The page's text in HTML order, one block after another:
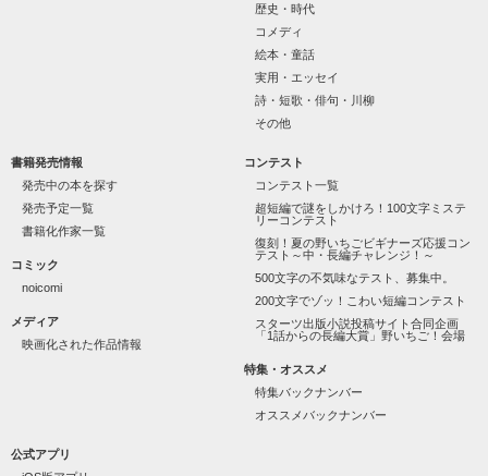
怖くて近づいてはいけない人だと思っていたのに
「なんかあったら連絡して。すぐ助けに行く」
噂や見た目とは違って、私にはすごく優しい
天地くんは私にとってヒーローのような人だった。
◇◆┈┈┈┈┈┈┈┈┈┈┈┈┈┈┈┈
《男性恐怖症の女の子》
相沢 瑠莉
《一途で不器用な不良イケメン》
歴史・時代
コメディ
絵本・童話
実用・エッセイ
詩・短歌・俳句・川柳
その他
書籍発売情報
発売中の本を探す
発売予定一覧
書籍化作家一覧
コミック
noicomi
メディア
映画化された作品情報
コンテスト
コンテスト一覧
超短編で謎をしかけろ！100文字ミステ
リーコンテスト
復刻！夏の野いちごビギナーズ応援コン
テスト～中・長編チャレンジ！～
500文字の不気味なテスト、募集中。
200文字でゾッ！こわい短編コンテスト
スターツ出版小説投稿サイト合同企画
「1話からの長編大賞」野いちご！会場
特集・オススメ
特集バックナンバー
オススメバックナンバー
公式アプリ